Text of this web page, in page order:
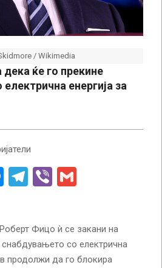
/ Wikimedia
ќе го прекине
енергија за
Messenger
Telegram
Viber
Фицо ѝ се закани на
со електрична
продолжи да го блокира